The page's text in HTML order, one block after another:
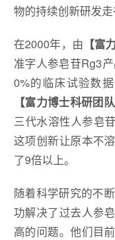
物的持续创新研发走
在2000年，由 【富
准字人参皂苷Rg3
0%的临床试验数
【富力博士科研团
三代水溶性人参皂
这项创新让原本不
了9倍以上。
随着科学研究的不断
功解决了过去人参
高的问题。他们目